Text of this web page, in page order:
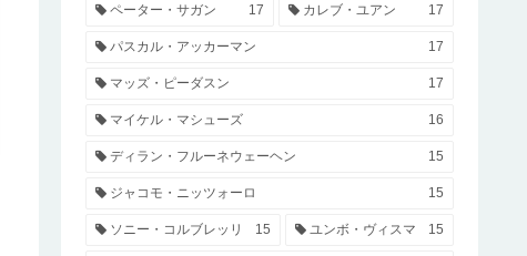
ペーター・サガン 17 カレブ・ユアン 17
パスカル・アッカーマン 17
マッズ・ピーダスン 17
マイケル・マシューズ 16
ディラン・フルーネウェーヘン 15
ジャコモ・ニッツォーロ 15
ソニー・コルブレッリ 15 ユンボ・ヴィスマ 15